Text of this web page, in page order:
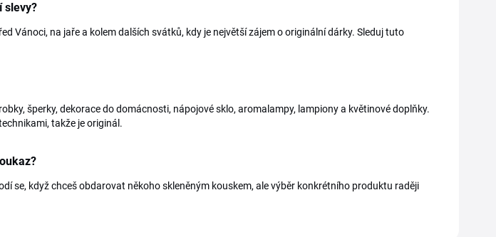
slevy?
Vánoci, na jaře a kolem dalších svátků, kdy je největší zájem o originální dárky. Sleduj tuto
šperky, dekorace do domácnosti, nápojové sklo, aromalampy, lampiony a květinové doplňky.
takže je originál.
se, když chceš obdarovat někoho skleněným kouskem, ale výběr konkrétního produktu raději